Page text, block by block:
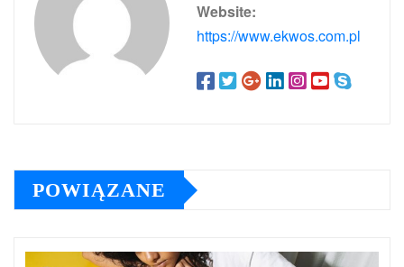
Website:
https://www.ekwos.com.pl
POWIĄZANE